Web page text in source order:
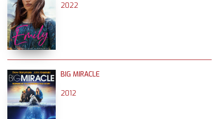
2022
BIG MIRACLE
2012